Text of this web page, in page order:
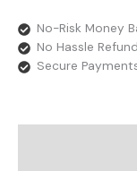
No-Risk Money
No Hassle
Secure